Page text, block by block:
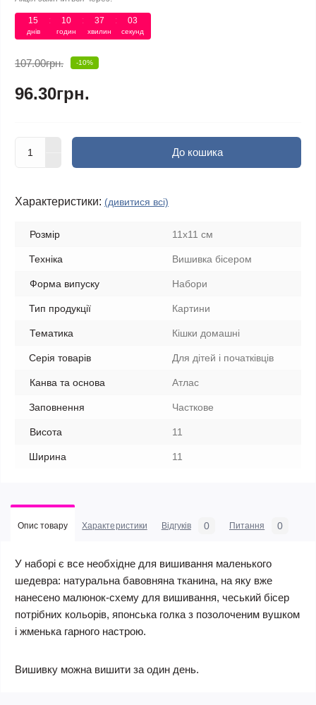
15
днів
: 10
годин
: 37
хвилин
: 03
секунд
107.00грн. -10%
96.30грн.
До кошика
Характеристики: (дивитися всі)
Розмір 11х11 см
Техніка Вишивка бісером
Форма випуску Набори
Тип продукції Картини
Тематика Кішки домашні
Серія товарів Для дітей і початківців
Канва та основа Атлас
Заповнення Часткове
Висота 11
Ширина 11
Опис товару Характеристики Відгуків 0 Питання 0
У наборі є все необхідне для вишивання маленького
шедевра: натуральна бавовняна тканина, на яку вже
нанесено малюнок-схему для вишивання, чеський бісер
потрібних кольорів, японська голка з позолоченим вушком
і жменька гарного настрою.
Вишивку можна вишити за один день.